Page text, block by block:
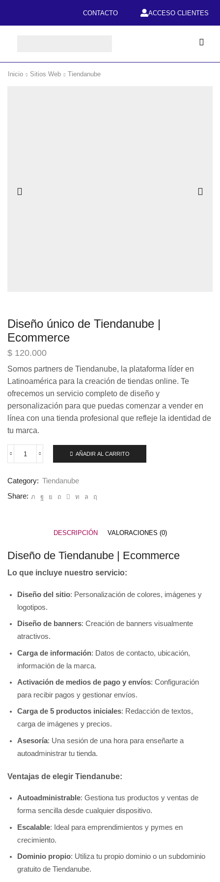
CONTACTO ACCESO CLIENTES
Inicio Sitios Web Tiendanube
Diseño único de Tiendanube |
Ecommerce
$ 120.000
Somos partners de Tiendanube, la plataforma líder en
Latinoamérica para la creación de tiendas online. Te
ofrecemos un servicio completo de diseño y
personalización para que puedas comenzar a vender en
línea con una tienda profesional que refleje la identidad de
tu marca.
AÑADIR AL CARRITO
Category: Tiendanube
Share:
DESCRIPCIÓN VALORACIONES (0)
Diseño de Tiendanube | Ecommerce
Lo que incluye nuestro servicio:
Diseño del sitio: Personalización de colores, imágenes y
logotipos.
Diseño de banners: Creación de banners visualmente
atractivos.
Carga de información: Datos de contacto, ubicación,
información de la marca.
Activación de medios de pago y envíos: Configuración
para recibir pagos y gestionar envíos.
Carga de 5 productos iniciales: Redacción de textos,
carga de imágenes y precios.
Asesoría: Una sesión de una hora para enseñarte a
autoadministrar tu tienda.
Ventajas de elegir Tiendanube:
Autoadministrable: Gestiona tus productos y ventas de
forma sencilla desde cualquier dispositivo.
Escalable: Ideal para emprendimientos y pymes en
crecimiento.
Dominio propio: Utiliza tu propio dominio o un subdominio
gratuito de Tiendanube.